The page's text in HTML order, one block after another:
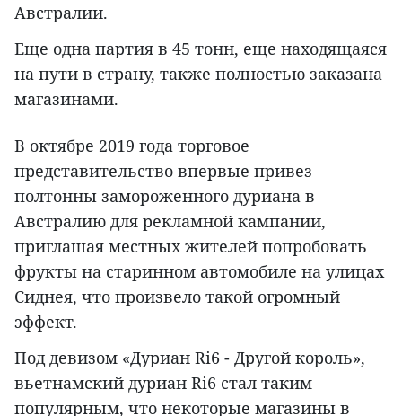
Австралии.
Еще одна партия в 45 тонн, еще находящаяся
на пути в страну, также полностью заказана
магазинами.
В октябре 2019 года торговое
представительство впервые привез
полтонны замороженного дуриана в
Австралию для рекламной кампании,
приглашая местных жителей попробовать
фрукты на старинном автомобиле на улицах
Сиднея, что произвело такой огромный
эффект.
Под девизом «Дуриан Ri6 - Другой король»,
вьетнамский дуриан Ri6 стал таким
популярным, что некоторые магазины в